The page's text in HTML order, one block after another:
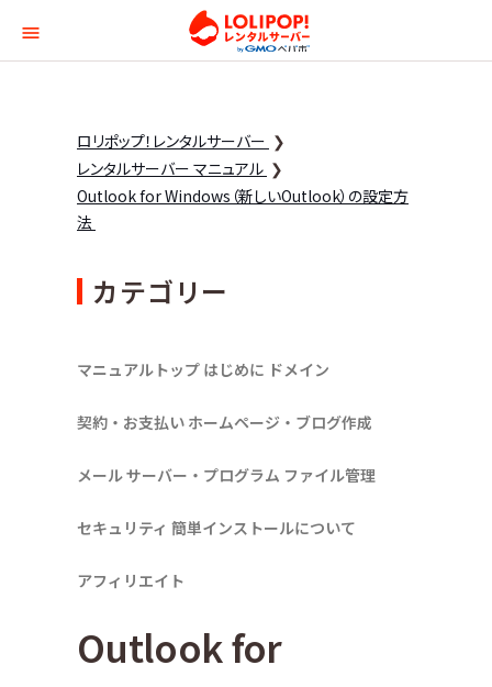
ロリポップ！レンタル
ロリポップ！レンタルサーバー
レンタルサーバー マニュアル
Outlook for Windows（新しいOutlook）の設定方
法
カテゴリー
マニュアルトップ はじめに ドメイン
契約・お支払い ホームページ・ブログ作成
メールサーバー・プログラム ファイル管理
セキュリティ 簡単インストールについて
アフィリエイト
Outlook for